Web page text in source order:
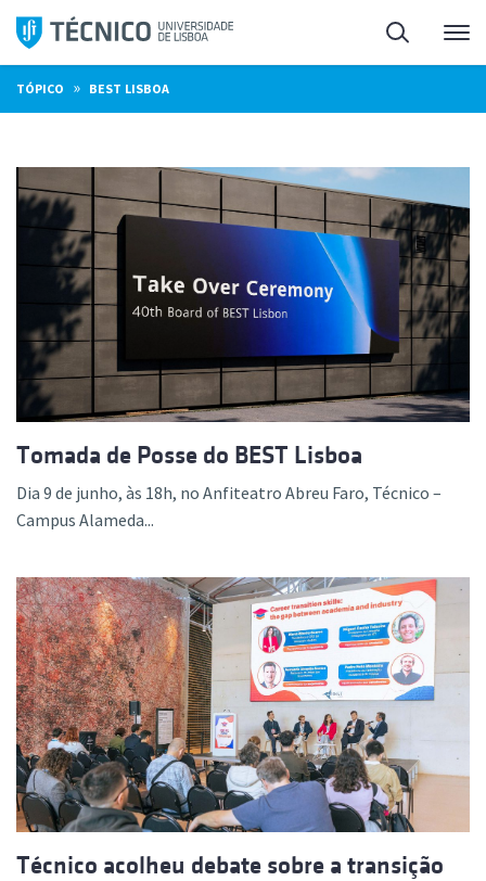
Saltar
para
o
conteúdo
Pesquisa
TÓPICO » BEST LISBOA
Tomada de Posse do BEST Lisboa
Dia 9 de junho, às 18h, no Anfiteatro Abreu Faro, Técnico –
Campus Alameda...
Técnico acolheu debate sobre a transição